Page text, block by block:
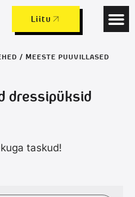
Liitu
/ MEESTE PUUVILLASED
dressipüksid
taskud!